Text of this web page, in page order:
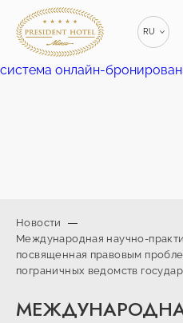
RU
EN
КОНФЕРЕНЦ-ЗАЛЫ
РЕСТОРАНЫ
info@president-
hotel.by
+375 (29) 173-
00
система онлайн-
Новости
Международная научно-
посвященная правовым
пограничных ведомств